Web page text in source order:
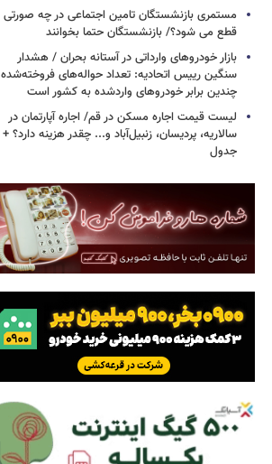
مستمری بازنشستگان تامین اجتماعی در چه صورتی
قطع می شود؟/ بازنشستگان حتما بخوانند
بازار خودروهای وارداتی در آستانه بحران / هشدار
سنگین رییس اتحادیه: تعداد حواله‌های فروخته‌شده
چندین برابر خودروهای واردشده به کشور است
لیست قیمت اجاره مسکن در قم/ اجاره آپارتمان در
سالاریه، پردیسان، زنبیل‌آباد و... چقدر هزینه دارد؟ +
جدول